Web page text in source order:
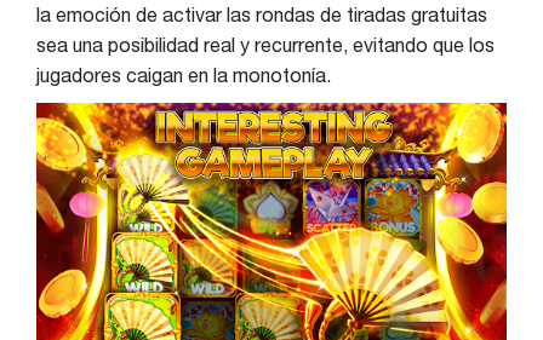
la emoción de activar las rondas de tiradas gratuitas
sea una posibilidad real y recurrente, evitando que los
jugadores caigan en la monotonía.